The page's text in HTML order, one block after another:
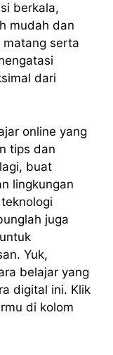
berkala,
mudah dan
matang serta
dari
online yang
tips dan
buat
lingkungan
juga
Yuk,
belajar yang
digital ini. Klik
di kolom